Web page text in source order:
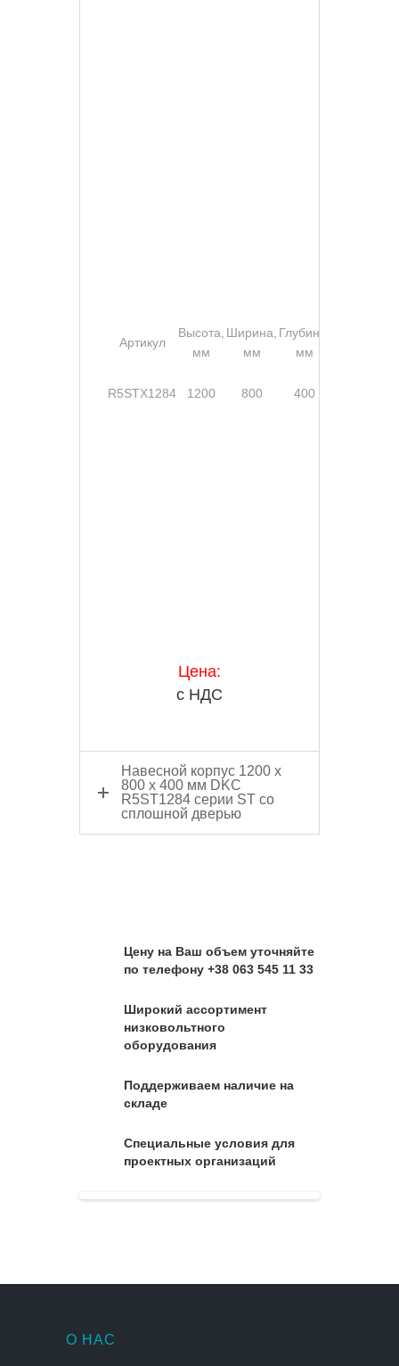
Артикул
Высота,
мм
Ширина,
мм
Глубина,
мм
R5STX1284 1200 800 400
Цена:
с НДС
Навесной корпус 1200 x
800 x 400 мм DKC
R5ST1284 серии ST со
сплошной дверью
Цену на Ваш объем уточняйте
по телефону +38 063 545 11 33
Широкий ассортимент
низковольтного
оборудования
Поддерживаем наличие на
складе
Специальные условия для
проектных организаций
О НАС